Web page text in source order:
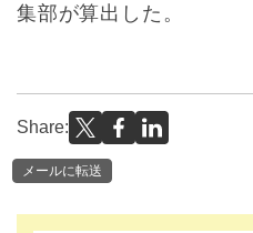
集部が算出した。
Share:
メールに転送